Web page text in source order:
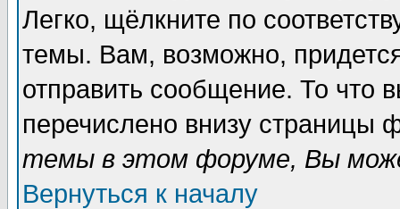
Легко, щёлкните по
темы. Вам, возможно,
отправить сообщение. То что
перечислено внизу страницы
темы в этом форуме, Вы
Вернуться к началу